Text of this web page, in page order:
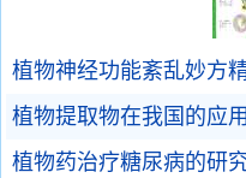
植物神经功能紊乱妙方
植物提取物在我国的应
植物药治疗糖尿病的研